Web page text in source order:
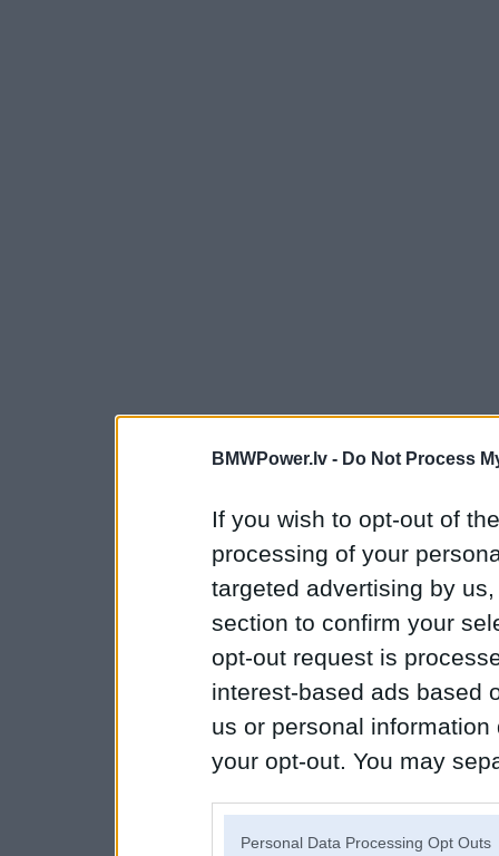
BMWPower.lv - Do Not Process
If you wish to opt-out of
processing of your
targeted advertising by
section to confirm your
opt-out request is
interest-based ads based
us or personal
your opt-out. You may
Personal Data Processing Opt Outs